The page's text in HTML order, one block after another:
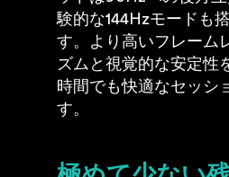
験的な144Hzモードも
す。より高いフレーム
ズムと視覚的な安定性
時間でも快適なセッシ
す。